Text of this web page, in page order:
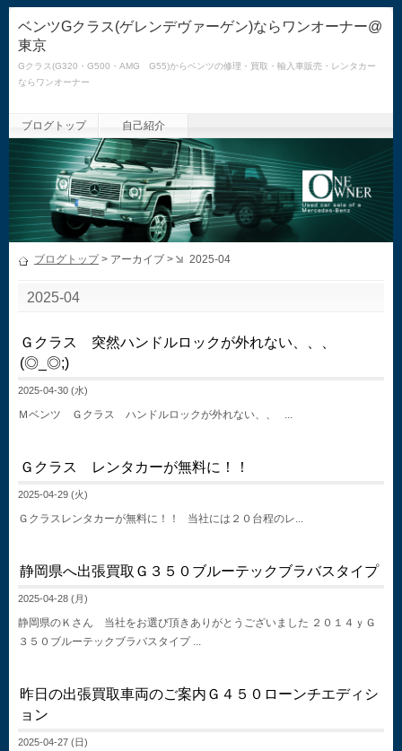
ベンツGクラス(ゲレンデヴァーゲン)ならワンオーナー@
東京
Gクラス(G320・G500・AMG G55)からベンツの修理・買取・輸入車販売・レンタカー
ならワンオーナー
ブログトップ 自己紹介
ブログトップ> アーカイブ > 2025-04
2025-04
Ｇクラス 突然ハンドルロックが外れない、、、
(◎_◎;)
2025-04-30 (水)
Ｍベンツ Ｇクラス ハンドルロックが外れない、、 ...
Ｇクラス レンタカーが無料に！！
2025-04-29 (火)
Ｇクラスレンタカーが無料に！！ 当社には２０台程のレ...
静岡県へ出張買取Ｇ３５０ブルーテックブラバスタイプ
2025-04-28 (月)
静岡県のＫさん 当社をお選び頂きありがとうございました ２０１４ｙＧ
３５０ブルーテックブラバスタイプ ...
昨日の出張買取車両のご案内Ｇ４５０ローンチエディシ
ョン
2025-04-27 (日)